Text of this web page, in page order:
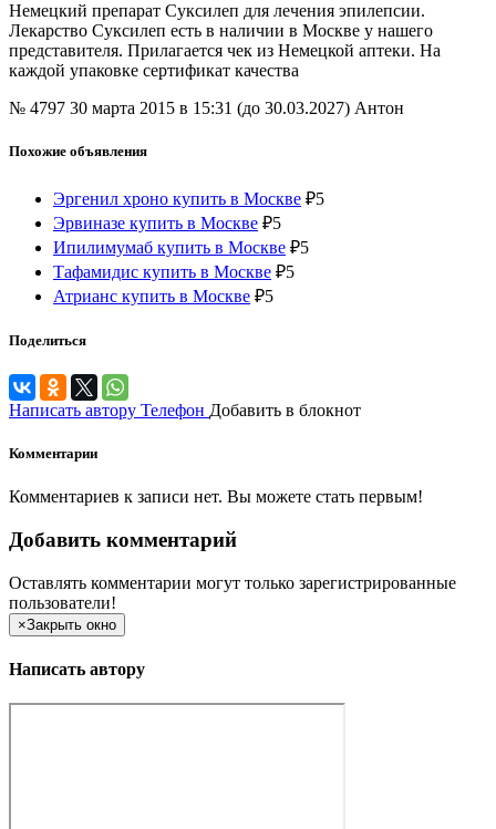
Немецкий препарат Суксилеп для лечения эпилепсии.
Лекарство Суксилеп есть в наличии в Москве у нашего
представителя. Прилагается чек из Немецкой аптеки. На
каждой упаковке сертификат качества
№ 4797 30 марта 2015 в 15:31 (до 30.03.2027) Антон
Похожие объявления
Эргенил хроно купить в Москве ₽5
Эрвиназе купить в Москве ₽5
Ипилимумаб купить в Москве ₽5
Тафамидис купить в Москве ₽5
Атрианс купить в Москве ₽5
Поделиться
Написать автору Телефон Добавить в блокнот
Комментарии
Комментариев к записи нет. Вы можете стать первым!
Добавить комментарий
Оставлять комментарии могут только зарегистрированные
пользователи!
×Закрыть окно
Написать автору